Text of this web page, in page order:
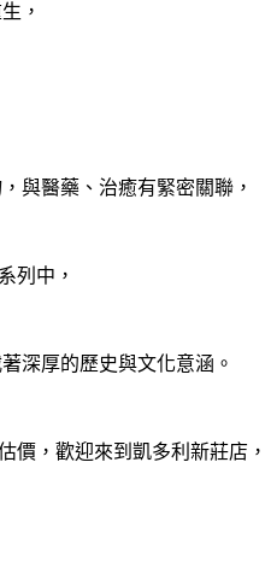
，
與醫藥、治癒有緊密關聯，
列中，
深厚的歷史與文化意涵。
價，歡迎來到凱多利新莊店，